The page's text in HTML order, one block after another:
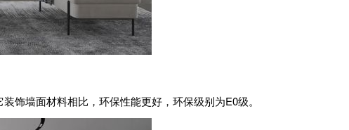
墙面材料相比，环保性能更好，环保级别为E0级。